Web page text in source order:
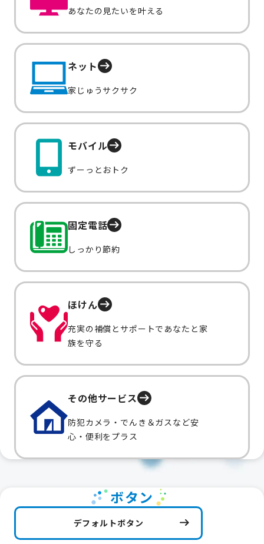
あなたの見たいを叶える
ネット
家じゅうサクサク
モバイル
ずーっとおトク
固定電話
しっかり節約
ほけん
充実の補償とサポートであなたと家
族を守る
その他サービス
防犯カメラ・でんき＆ガスなど安
心・便利をプラス
ボタン
デフォルトボタン